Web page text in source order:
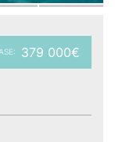
379 000€